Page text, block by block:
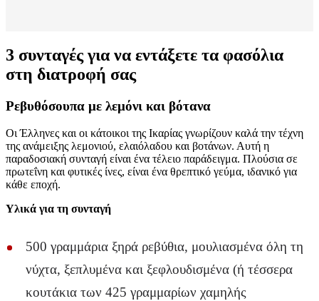
3 συνταγές για να εντάξετε τα φασόλια
στη διατροφή σας
Ρεβυθόσουπα με λεμόνι και βότανα
Οι Έλληνες και οι κάτοικοι της Ικαρίας γνωρίζουν καλά την τέχνη
της ανάμειξης λεμονιού, ελαιόλαδου και βοτάνων. Αυτή η
παραδοσιακή συνταγή είναι ένα τέλειο παράδειγμα. Πλούσια σε
πρωτεΐνη και φυτικές ίνες, είναι ένα θρεπτικό γεύμα, ιδανικό για
κάθε εποχή.
Υλικά για τη συνταγή
500 γραμμάρια ξηρά ρεβύθια, μουλιασμένα όλη τη
νύχτα, ξεπλυμένα και ξεφλουδισμένα (ή τέσσερα
κουτάκια των 425 γραμμαρίων χαμηλής